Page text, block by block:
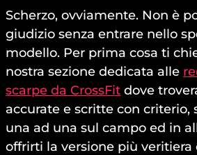
Scherzo, ovviamente. Non è
giudizio senza entrare nello
modello. Per prima cosa ti
nostra sezione dedicata alle
scarpe da CrossFit dove
accurate e scritte con criterio,
una ad una sul campo ed in
offrirti la versione più veritiera